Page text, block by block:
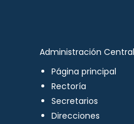
Administración Central
Página principal
Rectoría
Secretarios
Direcciones